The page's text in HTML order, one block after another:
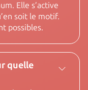
Elle s’active
soit le motif.
possibles.
quelle